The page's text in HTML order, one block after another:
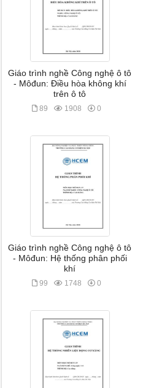
Giáo trình nghề Công nghệ ô tô
- Môđun: Điều hòa không khí
trên ô tô
89 1908 0
Giáo trình nghề Công nghệ ô tô
- Môđun: Hệ thống phân phối
khí
99 1748 0